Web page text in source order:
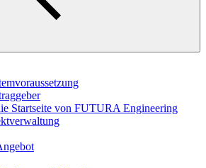
Startseite von FUTURA Engineering